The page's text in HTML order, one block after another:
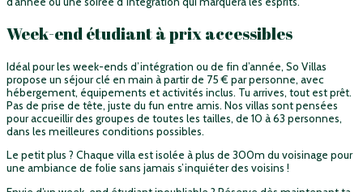
Week-end étudiant à prix accessibles
Idéal pour les week-ends d’intégration ou de fin d’année, So Villas
propose un séjour clé en main à partir de 75 € par personne, avec
hébergement, équipements et activités inclus. Tu arrives, tout est prêt.
Pas de prise de tête, juste du fun entre amis. Nos villas sont pensées
pour accueillir des groupes de toutes les tailles, de 10 à 63 personnes,
dans les meilleures conditions possibles.
Le petit plus ? Chaque villa est isolée à plus de 300m du voisinage pour
une ambiance de folie sans jamais s’inquiéter des voisins !